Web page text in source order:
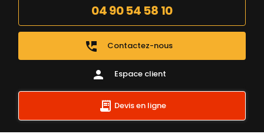
04 90 54 58 10
perm_phone_msg Contactez-nous
person Espace client
Devis en ligne